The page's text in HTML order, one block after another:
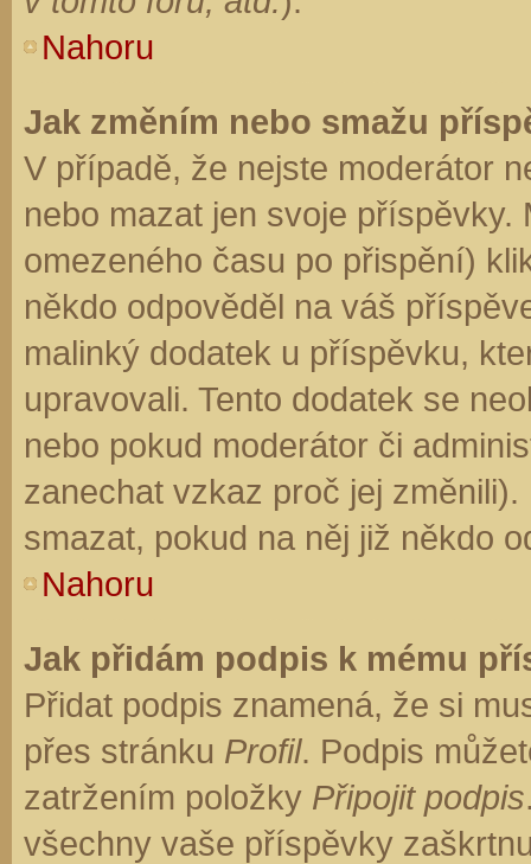
Nahoru
Jak změním nebo smažu
V případě, že nejste moderátor
nebo mazat jen svoje
omezeného času po přispění)
někdo odpověděl na váš
malinký dodatek u příspěvku,
upravovali. Tento dodatek se
nebo pokud moderátor či
zanechat vzkaz proč jej
smazat, pokud na něj již někdo
Nahoru
Jak přidám podpis k mému
Přidat podpis znamená, že si
přes stránku Profil. Podpis
zatržením položky Připojit podpis
všechny vaše příspěvky